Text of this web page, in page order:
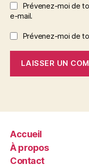
Prévenez-moi de
e-mail.
Prévenez-moi de
Accueil
À propos
Contact